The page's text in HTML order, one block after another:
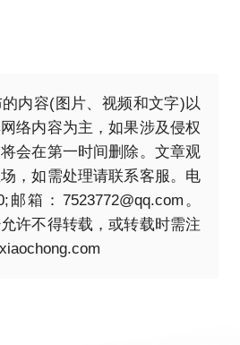
内容(图片、视频和文字)以
络内容为主，如果涉及侵权
会在第一时间删除。文章观
，如需处理请联系客服。电
邮箱：7523772@qq.com。
许不得转载，或转载时需注